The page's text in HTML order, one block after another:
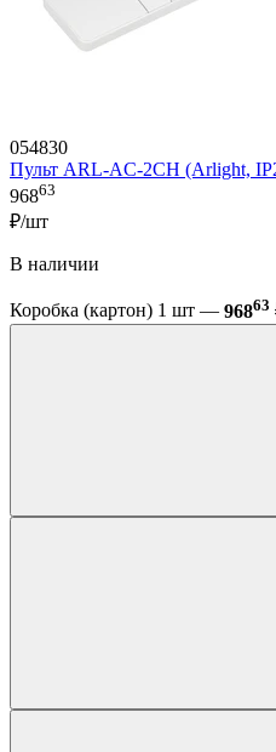
054830
Пульт ARL-AC-2CH (Arlight,
96863
₽/шт
В наличии
Коробка (картон) 1 шт — 96863